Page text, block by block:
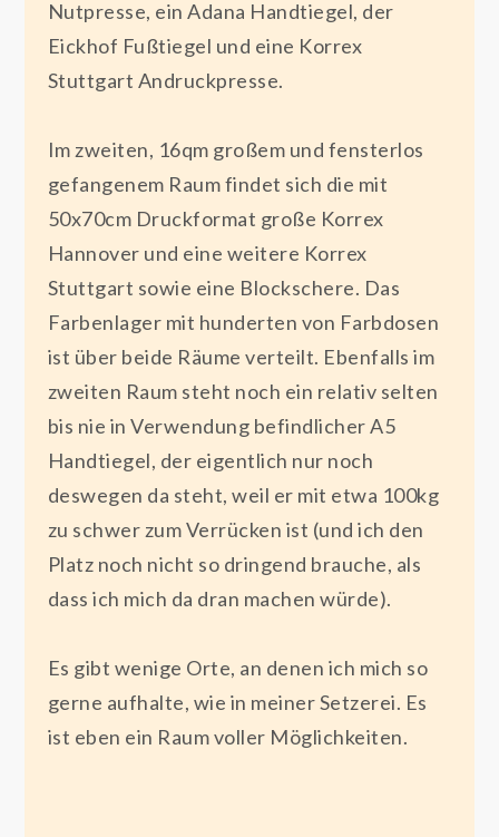
Nutpresse, ein Adana Handtiegel, der
Eickhof Fußtiegel und eine Korrex
Stuttgart Andruckpresse.
Im zweiten, 16qm großem und fensterlos
gefangenem Raum findet sich die mit
50x70cm Druckformat große Korrex
Hannover und eine weitere Korrex
Stuttgart sowie eine Blockschere. Das
Farbenlager mit hunderten von Farbdosen
ist über beide Räume verteilt. Ebenfalls im
zweiten Raum steht noch ein relativ selten
bis nie in Verwendung befindlicher A5
Handtiegel, der eigentlich nur noch
deswegen da steht, weil er mit etwa 100kg
zu schwer zum Verrücken ist (und ich den
Platz noch nicht so dringend brauche, als
dass ich mich da dran machen würde).
Es gibt wenige Orte, an denen ich mich so
gerne aufhalte, wie in meiner Setzerei. Es
ist eben ein Raum voller Möglichkeiten.